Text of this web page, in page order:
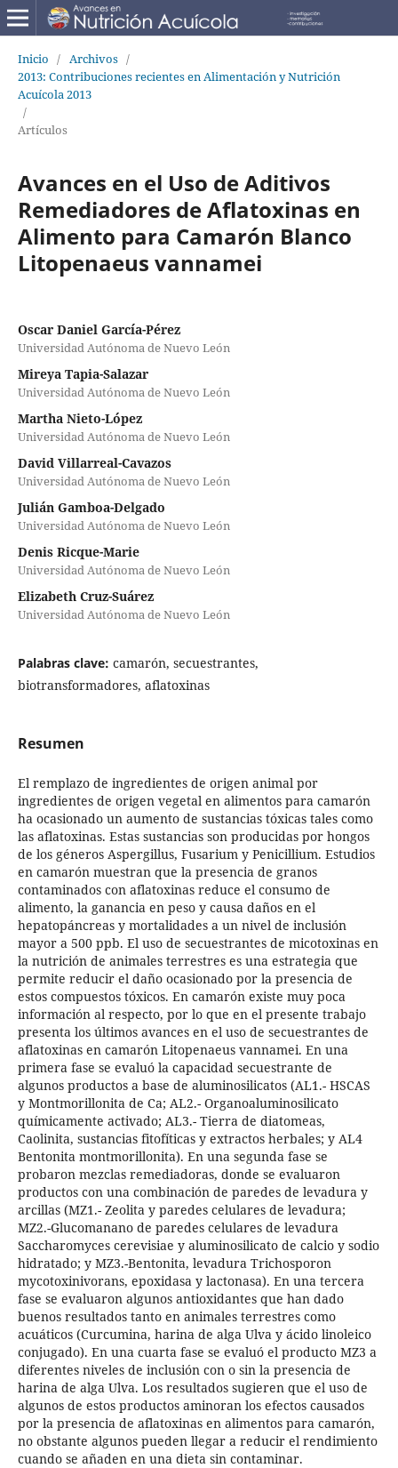
Inicio / Archivos /
2013: Contribuciones recientes en Alimentación y Nutrición
Acuícola 2013
/
Artículos
Avances en el Uso de Aditivos
Remediadores de Aflatoxinas en
Alimento para Camarón Blanco
Litopenaeus vannamei
Oscar Daniel García-Pérez
Universidad Autónoma de Nuevo León
Mireya Tapia-Salazar
Universidad Autónoma de Nuevo León
Martha Nieto-López
Universidad Autónoma de Nuevo León
David Villarreal-Cavazos
Universidad Autónoma de Nuevo León
Julián Gamboa-Delgado
Universidad Autónoma de Nuevo León
Denis Ricque-Marie
Universidad Autónoma de Nuevo León
Elizabeth Cruz-Suárez
Universidad Autónoma de Nuevo León
Palabras clave: camarón, secuestrantes,
biotransformadores, aflatoxinas
Resumen
El remplazo de ingredientes de origen animal por
ingredientes de origen vegetal en alimentos para camarón
ha ocasionado un aumento de sustancias tóxicas tales como
las aflatoxinas. Estas sustancias son producidas por hongos
de los géneros Aspergillus, Fusarium y Penicillium. Estudios
en camarón muestran que la presencia de granos
contaminados con aflatoxinas reduce el consumo de
alimento, la ganancia en peso y causa daños en el
hepatopáncreas y mortalidades a un nivel de inclusión
mayor a 500 ppb. El uso de secuestrantes de micotoxinas en
la nutrición de animales terrestres es una estrategia que
permite reducir el daño ocasionado por la presencia de
estos compuestos tóxicos. En camarón existe muy poca
información al respecto, por lo que en el presente trabajo
presenta los últimos avances en el uso de secuestrantes de
aflatoxinas en camarón Litopenaeus vannamei. En una
primera fase se evaluó la capacidad secuestrante de
algunos productos a base de aluminosilicatos (AL1.- HSCAS
y Montmorillonita de Ca; AL2.- Organoaluminosilicato
químicamente activado; AL3.- Tierra de diatomeas,
Caolinita, sustancias fitofíticas y extractos herbales; y AL4
Bentonita montmorillonita). En una segunda fase se
probaron mezclas remediadoras, donde se evaluaron
productos con una combinación de paredes de levadura y
arcillas (MZ1.- Zeolita y paredes celulares de levadura;
MZ2.-Glucomanano de paredes celulares de levadura
Saccharomyces cerevisiae y aluminosilicato de calcio y sodio
hidratado; y MZ3.-Bentonita, levadura Trichosporon
mycotoxinivorans, epoxidasa y lactonasa). En una tercera
fase se evaluaron algunos antioxidantes que han dado
buenos resultados tanto en animales terrestres como
acuáticos (Curcumina, harina de alga Ulva y ácido linoleico
conjugado). En una cuarta fase se evaluó el producto MZ3 a
diferentes niveles de inclusión con o sin la presencia de
harina de alga Ulva. Los resultados sugieren que el uso de
algunos de estos productos aminoran los efectos causados
por la presencia de aflatoxinas en alimentos para camarón,
no obstante algunos pueden llegar a reducir el rendimiento
cuando se añaden en una dieta sin contaminar.